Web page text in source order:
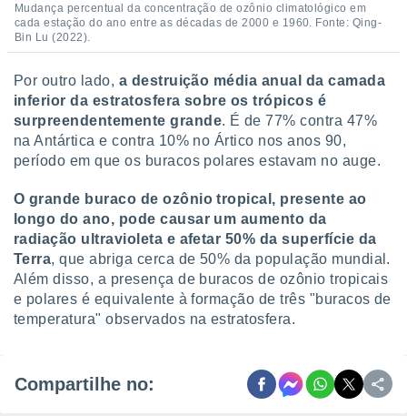
Mudança percentual da concentração de ozônio climatológico em
cada estação do ano entre as décadas de 2000 e 1960. Fonte: Qing-
Bin Lu (2022).
Por outro lado, a destruição média anual da camada
inferior da estratosfera sobre os trópicos é
surpreendentemente grande. É de 77% contra 47%
na Antártica e contra 10% no Ártico nos anos 90,
período em que os buracos polares estavam no auge.
O grande buraco de ozônio tropical, presente ao
longo do ano, pode causar um aumento da
radiação ultravioleta e afetar 50% da superfície da
Terra, que abriga cerca de 50% da população mundial.
Além disso, a presença de buracos de ozônio tropicais
e polares é equivalente à formação de três "buracos de
temperatura" observados na estratosfera.
Compartilhe no: